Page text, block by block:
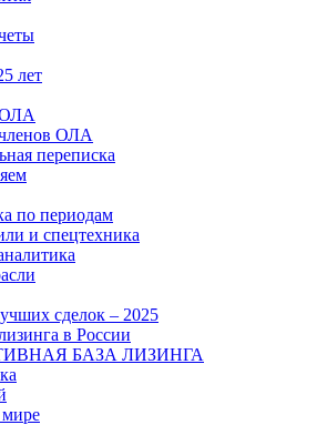
лет
ОЛА
переписка
по периодам
и спецтехника
сделок – 2025
в России
БАЗА ЛИЗИНГА